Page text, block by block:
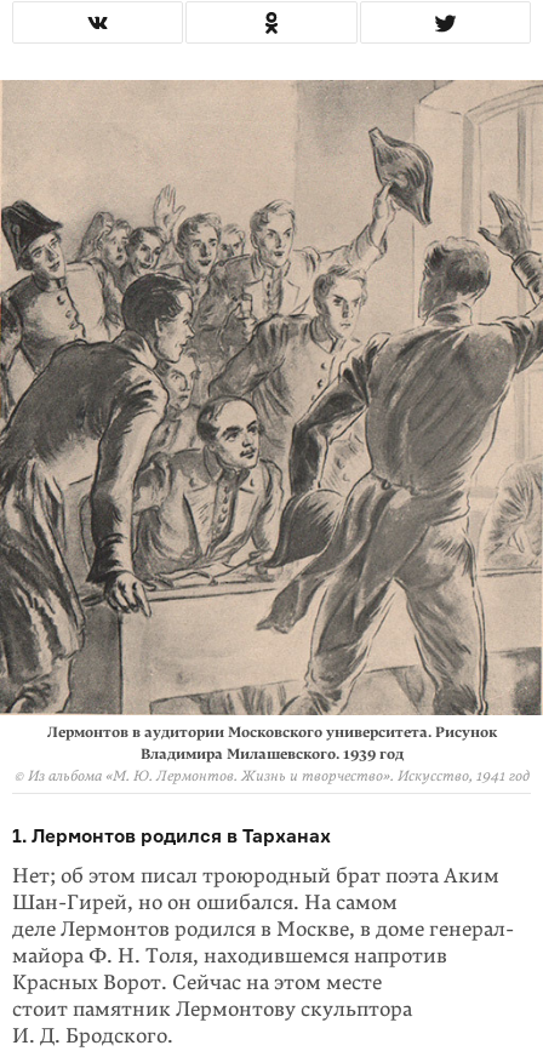
Лермонтов в аудитории Московского университета. Рисунок
Владимира Милашевского. 1939 год
© Из альбома «М. Ю. Лермонтов. Жизнь и творчество». Искусство, 1941 год
1. Лермонтов родился в Тарханах
Нет; об этом писал троюродный брат поэта Аким
Шан-Гирей, но он ошибался. На самом
деле Лермонтов родился в Москве, в доме генерал-
майора Ф. Н. Толя, находившемся напротив
Красных Ворот. Сейчас на этом месте
стоит памятник Лермонтову скульптора
И. Д. Бродского.